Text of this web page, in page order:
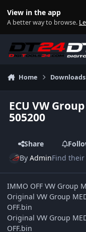
View in the app
A better way to browse.
Home Downloads
ECU VW
505200
Share
ByAdminFind
IMMO OFF VW Group
Original VW Group
OFF.bin
Original VW Group
OFF.bin